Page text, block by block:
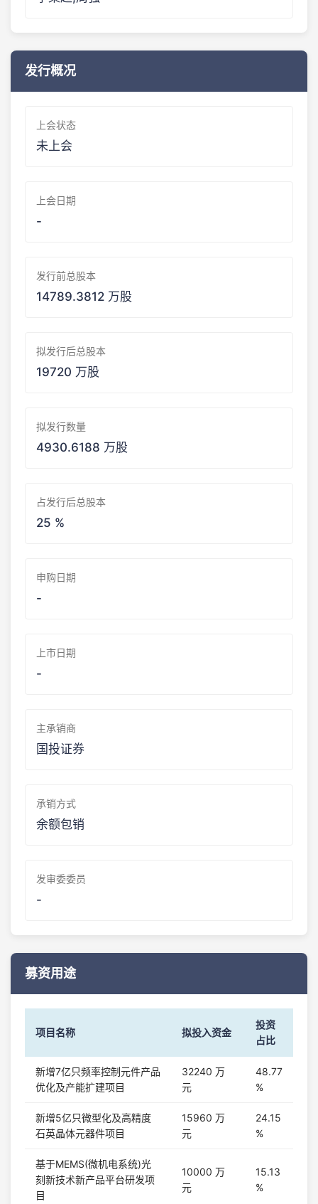
发行概况
上会状态
未上会
上会日期
-
发行前总股本
14789.3812 万股
拟发行后总股本
19720 万股
拟发行数量
4930.6188 万股
占发行后总股本
25 %
申购日期
-
上市日期
-
主承销商
国投证券
承销方式
余额包销
发审委委员
-
募资用途
项目名称 拟投入资金
投资
占比
新增7亿只频率控制元件产品
优化及产能扩建项目
32240 万
元
48.77
%
新增5亿只微型化及高精度
石英晶体元器件项目
15960 万
元
24.15
%
基于MEMS(微机电系统)光
刻新技术新产品平台研发项
目
10000 万
元
15.13
%